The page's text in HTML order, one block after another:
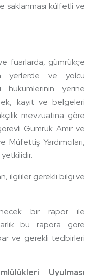
saklanması külfetli ve
fuarlarda, gümrükçe
yerlerde ve yolcu
hükümlerinin yerine
kayıt ve belgeleri
mevzuatına göre
Gümrük Amir ve
Yardımcıları,
ilgililer gerekli bilgi ve
bir rapor ile
bu rapora göre
ve gerekli tedbirleri
Uyulması